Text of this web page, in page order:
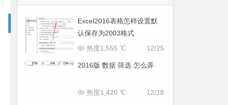
Excel2016表格怎样设置默
认保存为2003格式
12/25
热度1,555 ℃
2016版 数据 筛选 怎么弄
12/18
热度1,420 ℃